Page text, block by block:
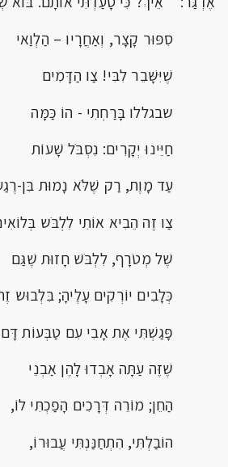
סִפּוּר קָצָר, וְאַחֲרָיו – הַלְוַאי
שֶׁיִּשָּׁבֵר לִבִּי! צַו הַדָּמִים
שבגללו בָּרַחְתִי - הוֹ כַּמָּה
חַיֵּינוּ יְקָרִים: נִסְבֹּל שָׁעוֹת
עַד מָוֶת, רַק שֶׁלֹּא נָמוּת בִּן-
צַו זֶה הֵבִיא אוֹתִי לִלְבֹּש
שֶׁל מְטֹרָף, לִלְבֹּשׁ חָזוּת שֶׁגַּם
כְּלָבִים יוֹרְקִים עָלֶיהָ; בִּלְבוּש
פָּגַשְׁתִּי אֶת אָבִי עִם טַבְּעוֹת
שֶׁזֶּה עַתָּה אָבְדוּ לָהֶן אַבְנֵי
הַחֵן; מוֹרֵה דְּרָכִים הָפַכְתִּי לוֹ,
הוֹבַלְתִּי, הִתְחַנַּנְתִּי עֲבוּרוֹ,